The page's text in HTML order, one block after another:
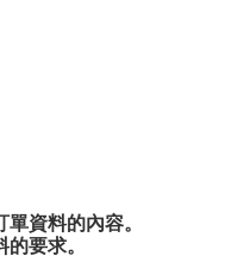
資料的內容。
要求。